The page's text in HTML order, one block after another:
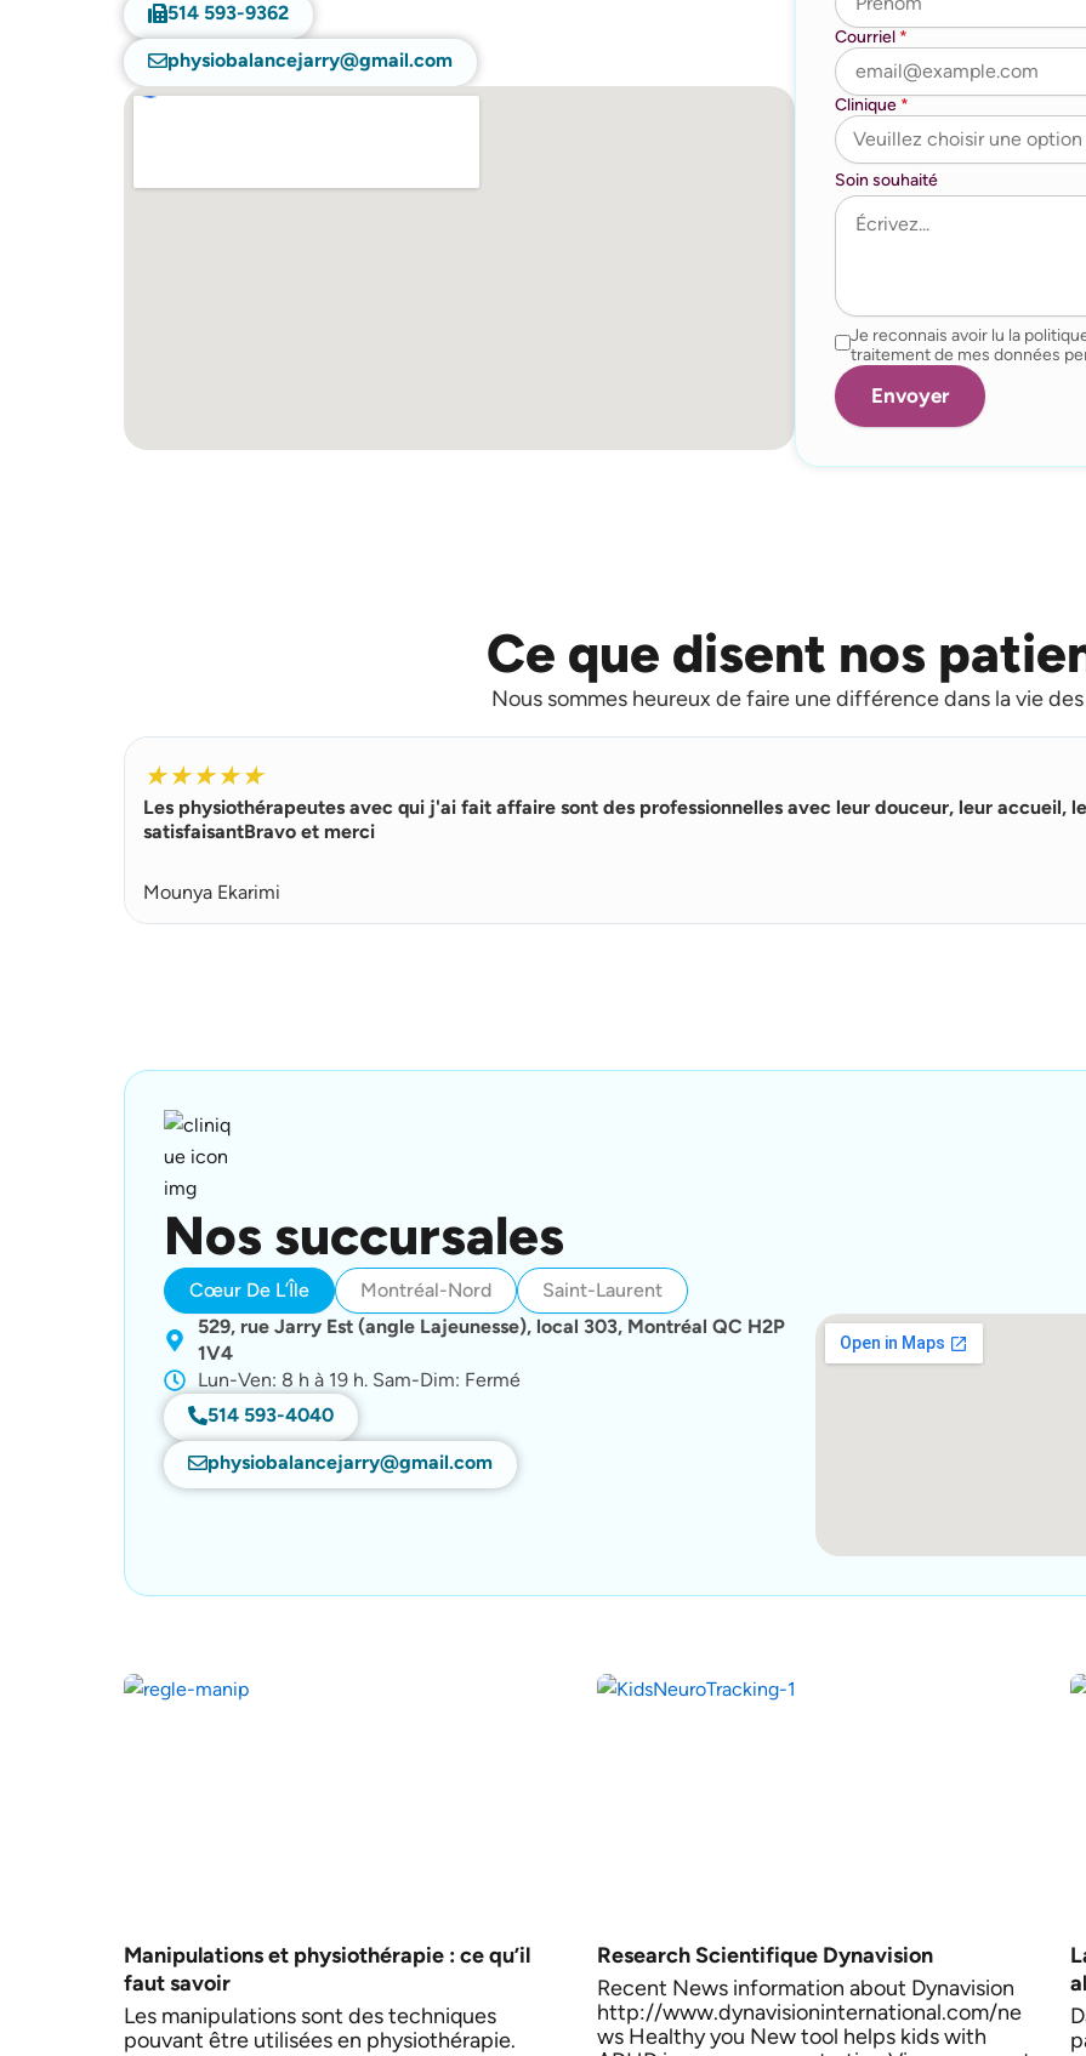
514 593-9362
physiobalancejarry@gmail.com
Courriel *
Clinique *
Soin souhaité
Je reconnais avoir lu la
traitement de mes données
Ce que disent nos
Nous sommes heureux de faire une différence dans la vie
★★★★★
Les physiothérapeutes avec qui j'ai fait affaire sont des professionnelles avec leur douceur, leur accueil,
satisfaisantBravo et merci
Mounya Ekarimi
Nos succursales
Cœur De L’Île Montréal-Nord
Saint-Laurent
529, rue Jarry Est (angle Lajeunesse), local 303, Montréal QC H2P
1V4
Lun-Ven: 8 h à 19 h. Sam-Dim: Fermé
514 593-4040
physiobalancejarry@gmail.com
Manipulations et physiothérapie : ce qu’il
faut savoir
Les manipulations sont des techniques
pouvant être utilisées en physiothérapie.
Research Scientifique Dynavision
Recent News information about Dynavision
http://www.dynavisioninternational.com/ne
ws Healthy you New tool helps kids with